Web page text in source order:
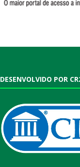
DESENVOLVIDO POR